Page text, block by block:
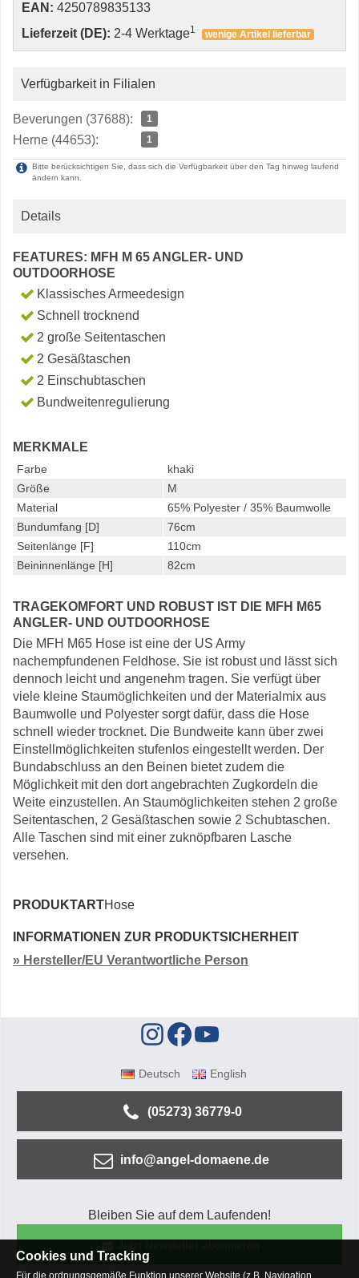
EAN: 4250789835133
Lieferzeit (DE): 2-4 Werktage1 wenige Artikel lieferbar
Verfügbarkeit in Filialen
Beverungen (37688): 1
Herne (44653): 1
Bitte berücksichtigen Sie, dass sich die Verfügbarkeit über den Tag hinweg laufend
ändern kann.
Details
FEATURES: MFH M 65 ANGLER- UND
OUTDOORHOSE
Klassisches Armeedesign
Schnell trocknend
2 große Seitentaschen
2 Gesäßtaschen
2 Einschubtaschen
Bundweitenregulierung
MERKMALE
Farbe
khaki
Größe
M
Material
65% Polyester / 35% Baumwolle
Bundumfang [D]
76cm
Seitenlänge [F]
110cm
Beininnenlänge [H]
82cm
TRAGEKOMFORT UND ROBUST IST DIE MFH M65
ANGLER- UND OUTDOORHOSE
Die MFH M65 Hose ist eine der US Army
nachempfundenen Feldhose. Sie ist robust und lässt sich
dennoch leicht und angenehm tragen. Sie verfügt über
viele kleine Staumöglichkeiten und der Materialmix aus
Baumwolle und Polyester sorgt dafür, dass die Hose
schnell wieder trocknet. Die Bundweite kann über zwei
Einstellmöglichkeiten stufenlos eingestellt werden. Der
Bundabschluss an den Beinen bietet zudem die
Möglichkeit mit den dort angebrachten Zugkordeln die
Weite einzustellen. An Staumöglichkeiten stehen 2 große
Seitentaschen, 2 Gesäßtaschen sowie 2 Schubtaschen.
Alle Taschen sind mit einer zuknöpfbaren Lasche
versehen.
PRODUKTARTHose
INFORMATIONEN ZUR PRODUKTSICHERHEIT
» Hersteller/EU Verantwortliche Person
Deutsch English
(05273) 36779-0
info@angel-domaene.de
Bleiben Sie auf dem Laufenden!
Cookies und Tracking
Für die ordnungsgemäße Funktion unserer Website (z.B. Navigation,